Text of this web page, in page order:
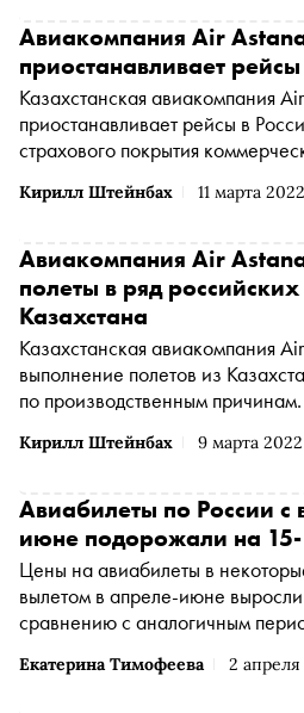
Кирилл Штейнбах 11 марта
Авиакомпания Air
приостанавливает
Казахстанская авиакомпания
приостанавливает рейсы в
страхового покрытия
службу авиаперевозчика
Кирилл Штейнбах 9 марта 2022
Авиакомпания Air
полеты в ряд
Казахстана
Казахстанская авиакомпания
выполнение полетов из
по производственным причинам. Об этом
Екатерина Тимофеева 2 апреля
Авиабилеты по России с
июне подорожали на 15-
Цены на авиабилеты в
вылетом в апреле-июне
сравнению с аналогичным
агрегаторов Aviasales,